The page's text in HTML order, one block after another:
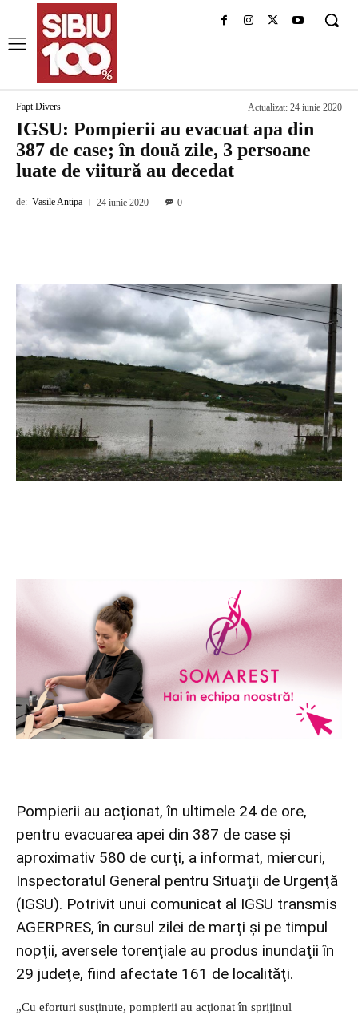
Fapt Divers Actualizat: 24 iunie 2020
IGSU: Pompierii au evacuat apa din
387 de case; în două zile, 3 persoane
luate de viitură au decedat
de: Vasile Antipa 24 iunie 2020 0
Pompierii au acţionat, în ultimele 24 de ore,
pentru evacuarea apei din 387 de case şi
aproximativ 580 de curţi, a informat, miercuri,
Inspectoratul General pentru Situaţii de Urgenţă
(IGSU). Potrivit unui comunicat al IGSU transmis
AGERPRES, în cursul zilei de marţi şi pe timpul
nopţii, aversele torenţiale au produs inundaţii în
29 judeţe, fiind afectate 161 de localităţi.
„Cu eforturi susţinute, pompierii au acţionat în sprijinul